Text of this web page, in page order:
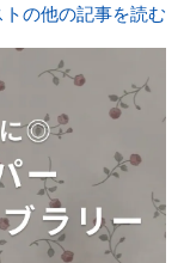
の他の記事を読む